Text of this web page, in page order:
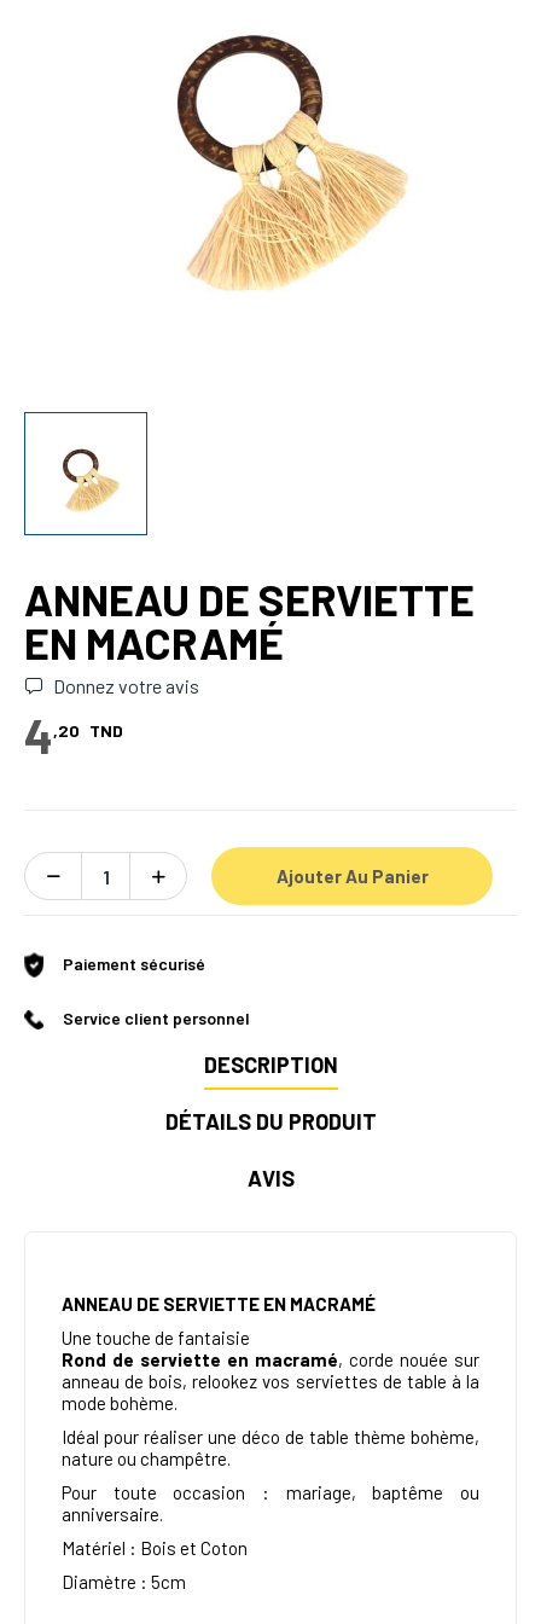
ANNEAU DE SERVIETTE
EN MACRAMÉ
Donnez votre avis
4,20 TND
Ajouter Au Panier
Paiement sécurisé
Service client personnel
DESCRIPTION
DÉTAILS DU PRODUIT
AVIS
ANNEAU DE SERVIETTE EN MACRAMÉ
Une touche de fantaisie
Rond de serviette en macramé, corde nouée sur
anneau de bois, relookez vos serviettes de table à la
mode bohème.
Idéal pour réaliser une déco de table thème bohème,
nature ou champêtre.
Pour toute occasion : mariage, baptême ou
anniversaire.
Matériel : Bois et Coton
Diamètre : 5cm